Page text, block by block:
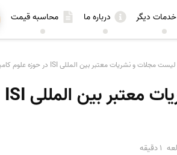
خدمات دیگر درباره ما محاسبه قیمت
لیست مجلات و نشریات معتبر بین المللی ISI در حوزه علوم کامپیوتری سایبر نتیک
1 دقیقه